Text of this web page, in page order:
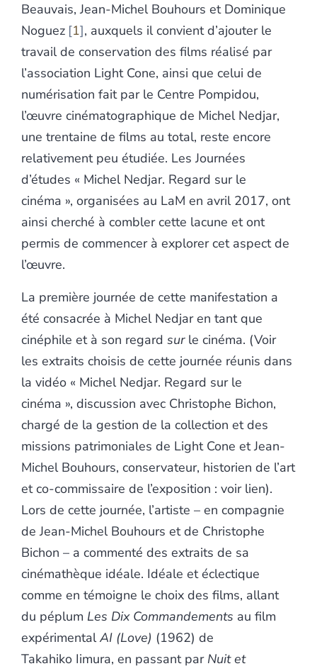
Beauvais, Jean-Michel Bouhours et Dominique
Noguez 1 , auxquels il convient d’ajouter le
travail de conservation des films réalisé par
l’association Light Cone, ainsi que celui de
numérisation fait par le Centre Pompidou,
l’œuvre cinématographique de Michel Nedjar,
une trentaine de films au total, reste encore
relativement peu étudiée. Les Journées
d’études « Michel Nedjar. Regard sur le
cinéma », organisées au LaM en avril 2017, ont
ainsi cherché à combler cette lacune et ont
permis de commencer à explorer cet aspect de
l’œuvre.
La première journée de cette manifestation a
été consacrée à Michel Nedjar en tant que
cinéphile et à son regard surle cinéma. (Voir
les extraits choisis de cette journée réunis dans
la vidéo « Michel Nedjar. Regard sur le
cinéma », discussion avec Christophe Bichon,
chargé de la gestion de la collection et des
missions patrimoniales de Light Cone et Jean-
Michel Bouhours, conservateur, historien de l’art
et co-commissaire de l’exposition : voir lien).
Lors de cette journée, l’artiste – en compagnie
de Jean-Michel Bouhours et de Christophe
Bichon – a commenté des extraits de sa
cinémathèque idéale. Idéale et éclectique
comme en témoigne le choix des films, allant
du péplum Les Dix Commandements au film
expérimentalAI (Love) (1962) de
Takahiko Iimura, en passant par Nuit et